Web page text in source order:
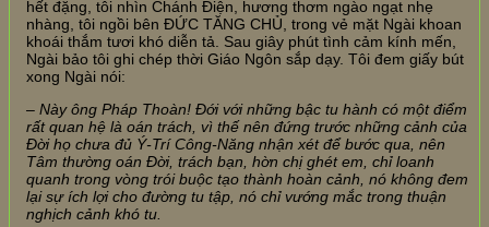
hết đặng, tôi nhìn Chánh Điện, hương thơm ngào ngạt nhẹ
nhàng, tôi ngồi bên ĐỨC TĂNG CHỦ, trong vẻ mặt Ngài khoan
khoái thắm tươi khó diễn tả. Sau giây phút tình cảm kính mến,
Ngài bảo tôi ghi chép thời Giáo Ngôn sắp dạy. Tôi đem giấy bút
xong Ngài nói:
– Này ông Pháp Thoàn! Đới với những bậc tu hành có một điểm
rất quan hệ là oán trách, vì thế nên đứng trước những cảnh của
Đời họ chưa đủ Ý-Trí Công-Năng nhận xét để bước qua, nên
Tâm thường oán Đời, trách bạn, hờn chị ghét em, chỉ loanh
quanh trong vòng trói buộc tạo thành hoàn cảnh, nó không đem
lại sự ích lợi cho đường tu tập, nó chỉ vướng mắc trong thuận
nghịch cảnh khó tu.